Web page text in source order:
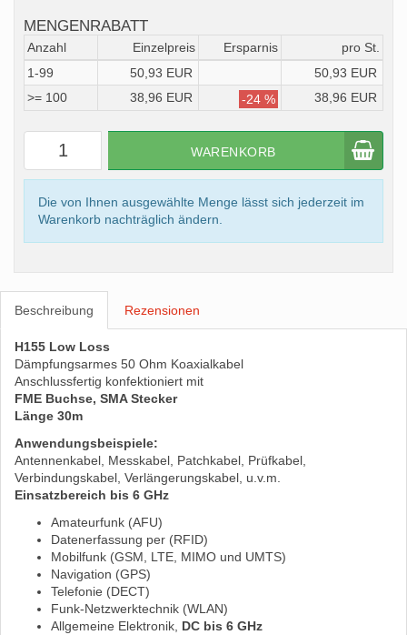
MENGENRABATT
Anzahl Einzelpreis Ersparnis
pro St.
1-99
50,93 EUR
50,93 EUR
>= 100
38,96 EUR -24 % 38,96 EUR
WARENKORB
Die von Ihnen ausgewählte Menge lässt sich jederzeit im
Warenkorb nachträglich ändern.
Beschreibung Rezensionen
H155 Low Loss
Dämpfungsarmes 50 Ohm Koaxialkabel
Anschlussfertig konfektioniert mit
FME Buchse, SMA Stecker
Länge 30m
Anwendungsbeispiele:
Antennenkabel, Messkabel, Patchkabel, Prüfkabel,
Verbindungskabel, Verlängerungskabel, u.v.m.
Einsatzbereich bis 6 GHz
Amateurfunk (AFU)
Datenerfassung per (RFID)
Mobilfunk (GSM, LTE, MIMO und UMTS)
Navigation (GPS)
Telefonie (DECT)
Funk-Netzwerktechnik (WLAN)
Allgemeine Elektronik, DC bis 6 GHz